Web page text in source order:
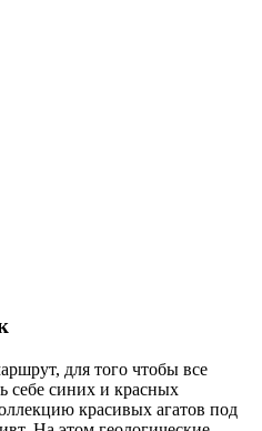
для того чтобы все
себе синих и красных
красивых агатов под